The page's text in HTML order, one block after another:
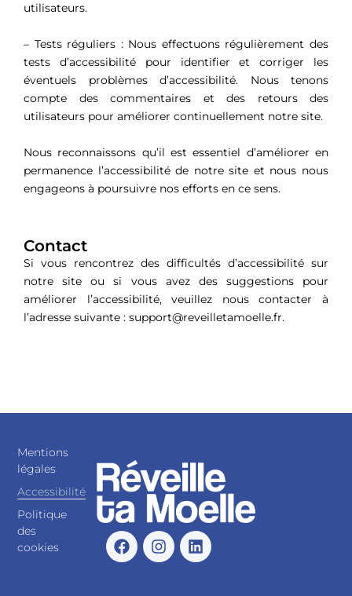
utilisateurs.
– Tests réguliers : Nous effectuons régulièrement des
tests d’accessibilité pour identifier et corriger les
éventuels problèmes d’accessibilité. Nous tenons
compte des commentaires et des retours des
utilisateurs pour améliorer continuellement notre site.
Nous reconnaissons qu’il est essentiel d’améliorer en
permanence l’accessibilité de notre site et nous nous
engageons à poursuivre nos efforts en ce sens.
Contact
Si vous rencontrez des difficultés d’accessibilité sur
notre site ou si vous avez des suggestions pour
améliorer l’accessibilité, veuillez nous contacter à
l’adresse suivante : support@reveilletamoelle.fr.
Mentions
légales
Accessibilité
Politique
des
cookies